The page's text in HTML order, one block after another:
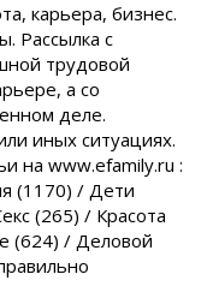
карьера, бизнес.
Рассылка с
трудовой
а со
деле.
иных ситуациях.
на www.efamily.ru :
(1170) / Дети
(265) / Красота
(624) / Деловой